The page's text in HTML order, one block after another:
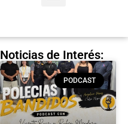
Noticias de Interés:
PODCAST